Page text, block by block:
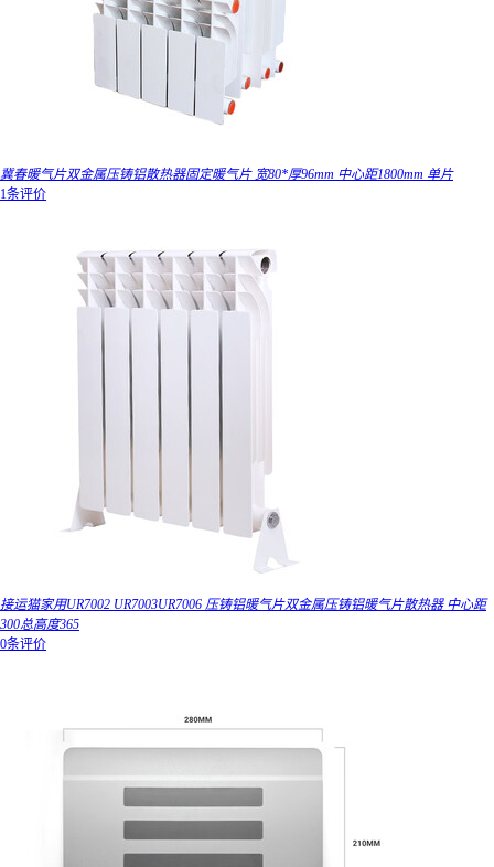
冀春暖气片双金属压铸铝散热器固定暖气片 宽80*厚96mm 中心距1800mm 单片
1条评价
接运猫家用UR7002 UR7003UR7006 压铸铝暖气片双金属压铸铝暖气片散热器 中心距
300总高度365
0条评价